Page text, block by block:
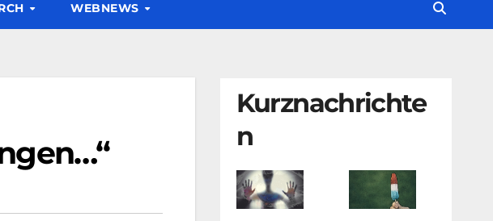
WEBNEWS
Kurznachrichte
n